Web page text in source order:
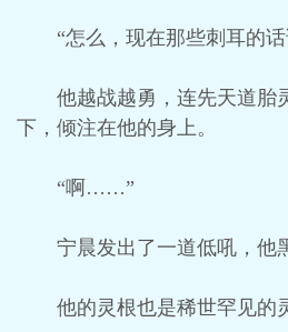
“怎么，现在那些刺耳的
他越战越勇，连先天道胎
下，倾注在他的身上。
“啊……”
宁晨发出了一道低吼，他
他的灵根也是稀世罕见的